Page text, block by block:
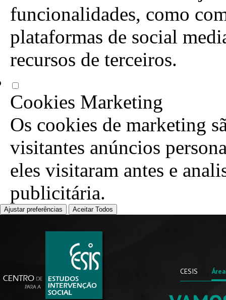
funcionalidades, como
plataformas de social
recursos de terceiros.
Cookies Marketing
Os cookies de marketing
visitantes anúncios
eles visitaram antes e
publicitária.
Ajustar preferências Aceitar Todos
CESIS